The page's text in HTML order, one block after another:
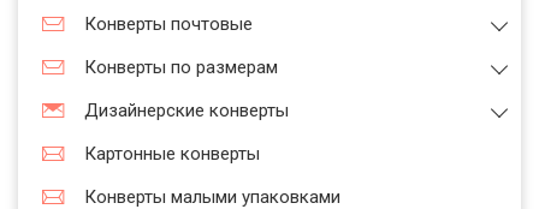
Конверты почтовые
Конверты по размерам
Дизайнерские конверты
Картонные конверты
Конверты малыми упаковками